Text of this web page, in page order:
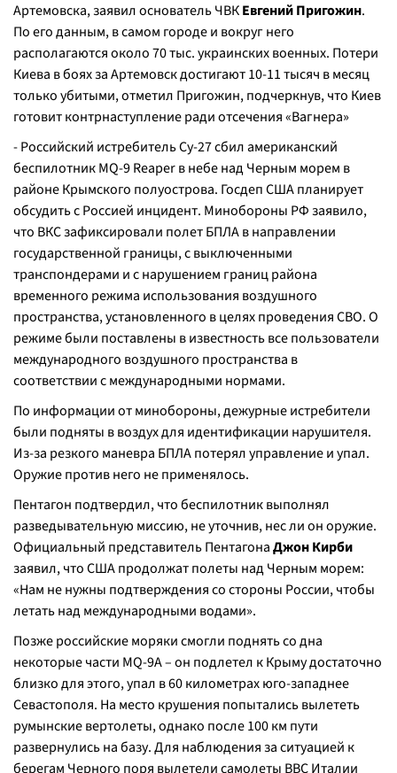
Артемовска, заявил основатель ЧВКЕвгений Пригожин.
По его данным, в самом городе и вокруг него
располагаются около 70 тыс. украинских военных. Потери
Киева в боях за Артемовск достигают 10-11 тысяч в месяц
только убитыми, отметил Пригожин, подчеркнув, что Киев
готовит контрнаступление ради отсечения «Вагнера»
- Российский истребитель Су-27 сбил американский
беспилотник MQ-9 Reaper в небе над Черным морем в
районе Крымского полуострова. Госдеп США планирует
обсудить с Россией инцидент. Минобороны РФ заявило,
что ВКС зафиксировали полет БПЛА в направлении
государственной границы, с выключенными
транспондерами и с нарушением границ района
временного режима использования воздушного
пространства, установленного в целях проведения СВО. О
режиме были поставлены в известность все пользователи
международного воздушного пространства в
соответствии с международными нормами.
По информации от минобороны, дежурные истребители
были подняты в воздух для идентификации нарушителя.
Из-за резкого маневра БПЛА потерял управление и упал.
Оружие против него не применялось.
Пентагон подтвердил, что беспилотник выполнял
разведывательную миссию, не уточнив, нес ли он оружие.
Официальный представитель ПентагонаДжон Кирби
заявил, что США продолжат полеты над Черным морем:
«Нам не нужны подтверждения со стороны России, чтобы
летать над международными водами».
Позже российские моряки смогли поднять со дна
некоторые части MQ-9A – он подлетел к Крыму достаточно
близко для этого, упал в 60 километрах юго-западнее
Севастополя. На место крушения попытались вылететь
румынские вертолеты, однако после 100 км пути
развернулись на базу. Для наблюдения за ситуацией к
берегам Черного поря вылетели самолеты ВВС Италии